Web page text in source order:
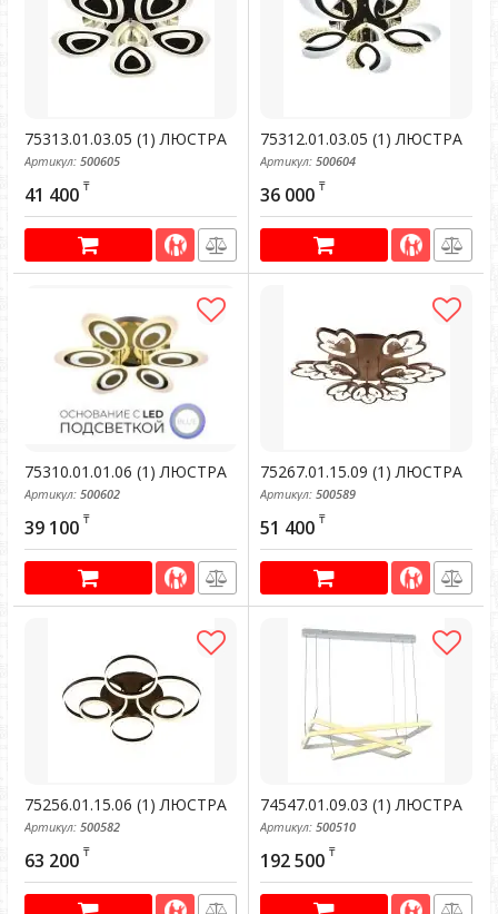
75313.01.03.05 (1) ЛЮСТРА
Артикул: 500605
41 400 ₸
75312.01.03.05 (1) ЛЮСТРА
Артикул: 500604
36 000 ₸
75310.01.01.06 (1) ЛЮСТРА
Артикул: 500602
39 100 ₸
75267.01.15.09 (1) ЛЮСТРА
Артикул: 500589
51 400 ₸
75256.01.15.06 (1) ЛЮСТРА
Артикул: 500582
63 200 ₸
74547.01.09.03 (1) ЛЮСТРА
Артикул: 500510
192 500 ₸